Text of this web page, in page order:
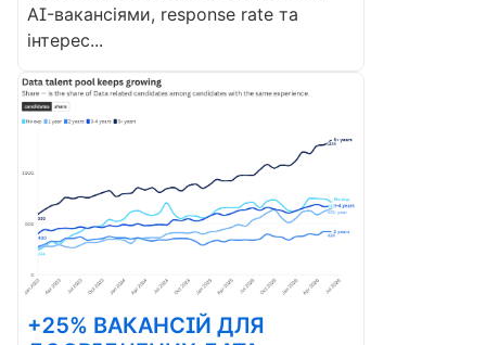
AI-вакансіями, response rate та
інтерес...
+25% ВАКАНСІЙ ДЛЯ